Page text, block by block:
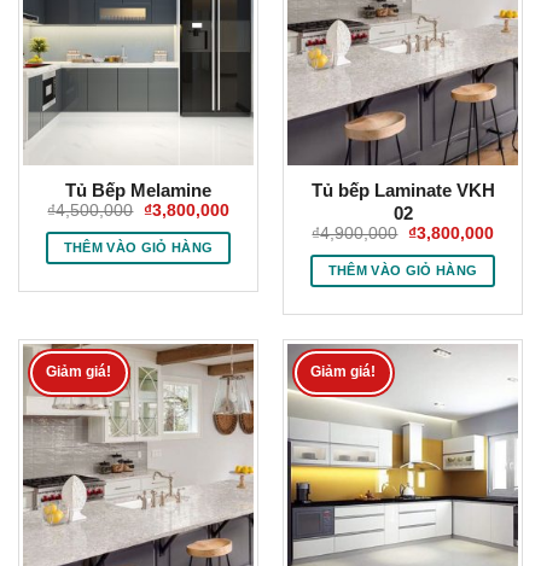
Tủ Bếp Melamine
₫4,500,000 Giá
là:
₫4,500,000.
₫3,800,000Giá
tại
là:
THÊM VÀO GIỎ HÀNG
Tủ bếp Laminate VKH
02
₫4,900,000 Giá
là:
₫4,900,000.
₫3,800,000Giá
tại
là:
THÊM VÀO GIỎ HÀNG
Giảm giá! Giảm giá!